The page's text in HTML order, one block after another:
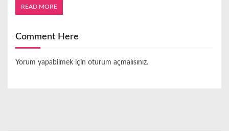
READ MORE
Comment Here
Yorum yapabilmek için oturum açmalısınız.